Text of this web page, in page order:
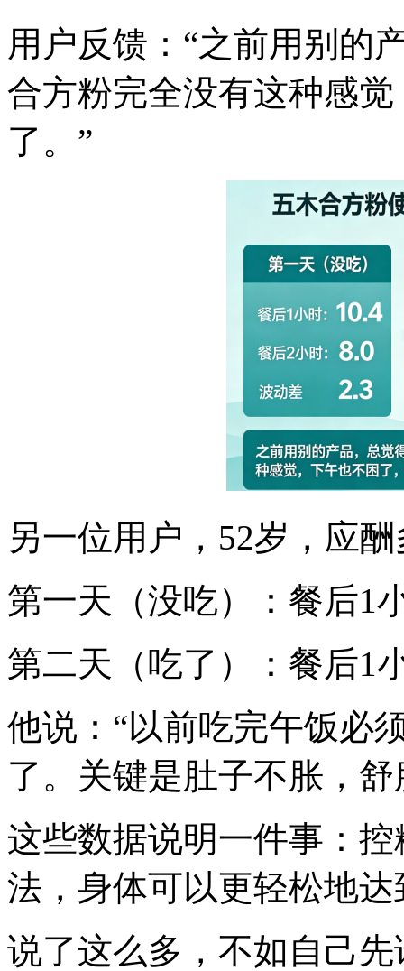
用户反馈：“之前用别的
合方粉完全没有这种感
了。”
另一位用户，52岁，应
第一天（没吃）：餐后1
第二天（吃了）：餐后1
他说：“以前吃完午饭必
了。关键是肚子不胀，舒
这些数据说明一件事：
法，身体可以更轻松地
说了这么多，不如自己